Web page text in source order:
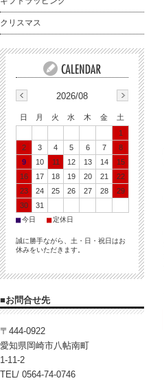
クリスマス
2026/08
日 月 火 水 木 金
土
1
2
3 4 5 6 7
8
9
10 11 12 13 14
15
16
17 18 19 20 21
22
23
24 25 26 27 28
29
30
31
■今日 ■定休日
誠に勝手ながら、土・日・祝日はお
休みをいただきます。
■お問合せ先
〒444-0922
愛知県岡崎市八帖南町
1-11-2
TEL/ 0564-74-0746